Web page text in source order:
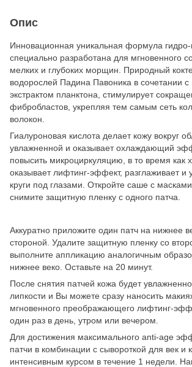
Опис
Инновационная уникальная формула
специально разработана для мгновенного
мелких и глубоких морщин. Природный
водорослей Падина Павоника в сочетании
экстрактом планктона, стимулирует
фибробластов, укрепляя тем самым сеть
волокон.
Гиалуроновая кислота делает кожу вокруг
увлажненной и оказывает охлаждающий
повысить микроциркуляцию, в то время как
оказывает лифтинг-эффект, разглаживает и
круги под глазами. Откройте саше с
снимите защитную пленку с одного патча.
Аккуратно приложите один патч на нижнее
стороной. Удалите защитную пленку со
выполните аппликацию аналогичным
нижнее веко. Оставьте на 20 минут.
После снятия патчей кожа будет
липкости и Вы можете сразу наносить
мгновенного преображающего лифтинг-
один раз в день, утром или вечером.
Для достижения максимального anti-age
патчи в комбинации с сывороткой для век и
интенсивным курсом в течение 1 недели.